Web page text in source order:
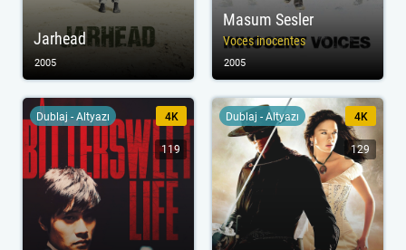
Jarhead
2005
Masum Sesler
Voces inocentes
2005
Dublaj - Altyazı 4K
119
Dublaj - Altyazı 4K
129